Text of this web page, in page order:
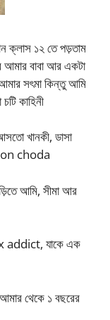
১২ তে পড়তাম
আমার বাবা আর একটা
আমার সৎমা কিন্তু আমি
কাহিনী
খানকী, ডাসা
bon choda
আমি, সীমা আর
addict, যাকে এক
থেকে ১ বছরের